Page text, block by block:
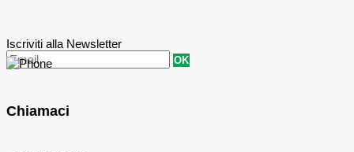
Iscriviti alla Newsletter
OK
Chiamaci